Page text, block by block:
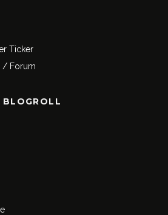
Ticker
/ Forum
BLOGROLL